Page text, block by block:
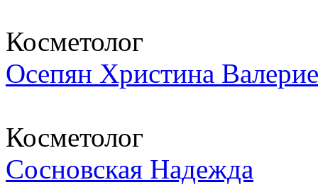
Косметолог
Осепян Христина
Косметолог
Сосновская Надежда